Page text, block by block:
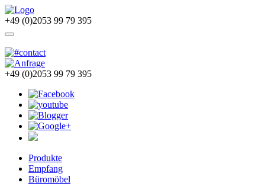
+49 (0)2053 99 79 395
+49 (0)2053 99 79 395
Produkte
Empfang
Büromöbel